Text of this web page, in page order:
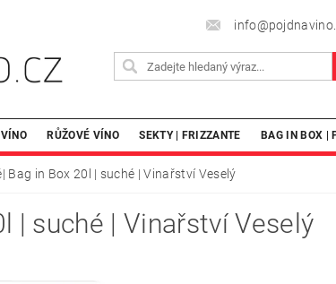
RŮŽOVÉ VÍNO SEKTY | FRIZZANTE BAG IN BOX |
Bag in Box 20l | suché | Vinařství Veselý
| suché | Vinařství Veselý